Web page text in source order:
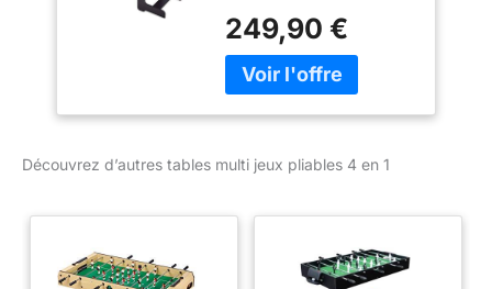
d'un billard et d'une table
de ping-pong. Idéal pour
passer de supers
d'optimiser
rangement. Les plateaux
interchangeables entre
249,90 €
Découvrez d’autres tables multi jeux pliables 4 en 1